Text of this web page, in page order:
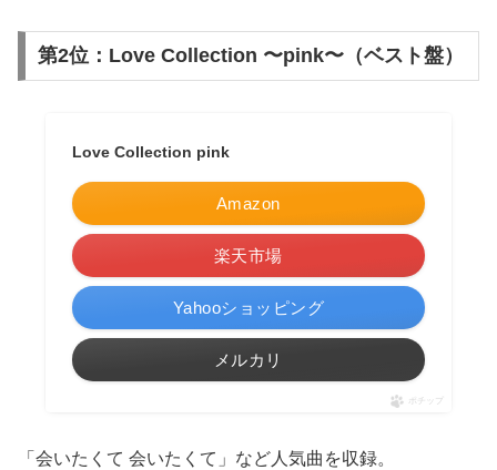
第2位：Love Collection 〜pink〜（ベスト盤）
Love Collection pink
Amazon
楽天市場
Yahooショッピング
メルカリ
ポチップ
「会いたくて 会いたくて」など人気曲を収録。